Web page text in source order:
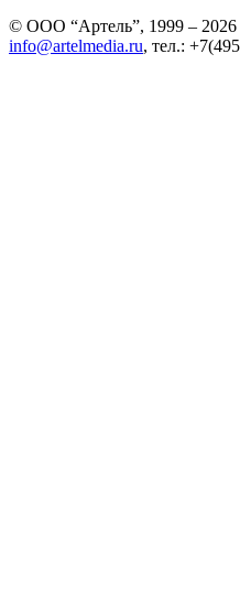
© ООО “Артель”, 1999 – 2026
info@artelmedia.ru, тел.: